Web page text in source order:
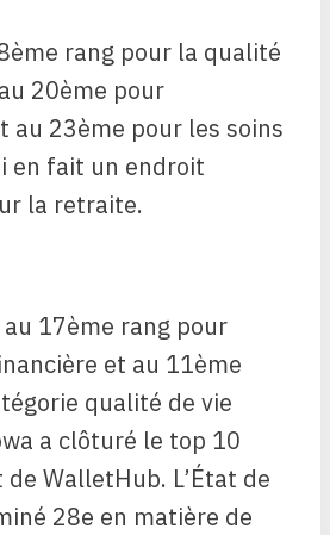
rang pour la qualité
20ème pour
au 23ème pour les soins
en fait un endroit
la retraite.
17ème rang pour
et au 11ème
qualité de vie
a clôturé le top 10
WalletHub. L’État de
28e en matière de